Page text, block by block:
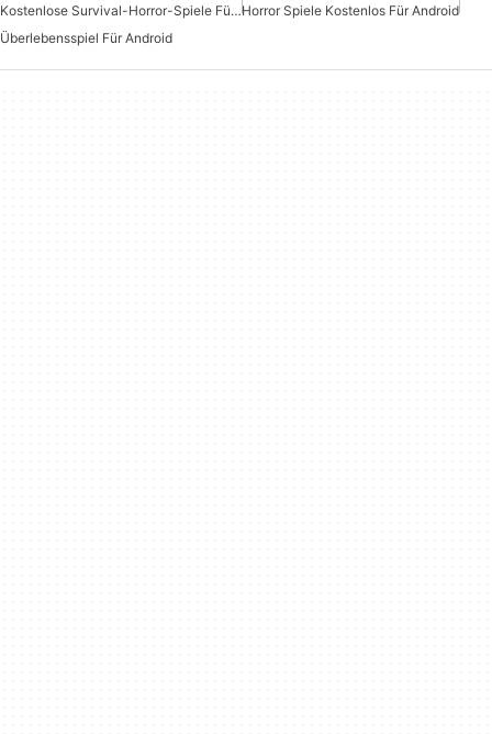
Kostenlose Survival-Horror-Spiele Für AndroidHorror Spiele Kostenlos Für Android
Überlebensspiel Für Android